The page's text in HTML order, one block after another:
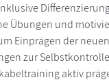
Übungen und
Einprägen der
zur
aktiv